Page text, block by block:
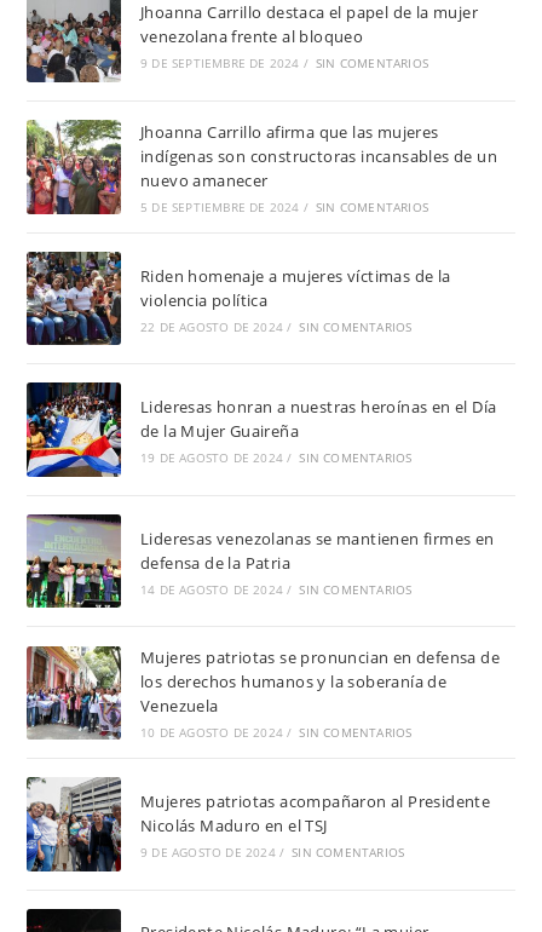
Jhoanna Carrillo destaca el papel de la mujer
venezolana frente al bloqueo
9 DE SEPTIEMBRE DE 2024 / SIN COMENTARIOS
Jhoanna Carrillo afirma que las mujeres
indígenas son constructoras incansables de un
nuevo amanecer
5 DE SEPTIEMBRE DE 2024 / SIN COMENTARIOS
Riden homenaje a mujeres víctimas de la
violencia política
22 DE AGOSTO DE 2024 / SIN COMENTARIOS
Lideresas honran a nuestras heroínas en el Día
de la Mujer Guaireña
19 DE AGOSTO DE 2024 / SIN COMENTARIOS
Lideresas venezolanas se mantienen firmes en
defensa de la Patria
14 DE AGOSTO DE 2024 / SIN COMENTARIOS
Mujeres patriotas se pronuncian en defensa de
los derechos humanos y la soberanía de
Venezuela
10 DE AGOSTO DE 2024 / SIN COMENTARIOS
Mujeres patriotas acompañaron al Presidente
Nicolás Maduro en el TSJ
9 DE AGOSTO DE 2024 / SIN COMENTARIOS